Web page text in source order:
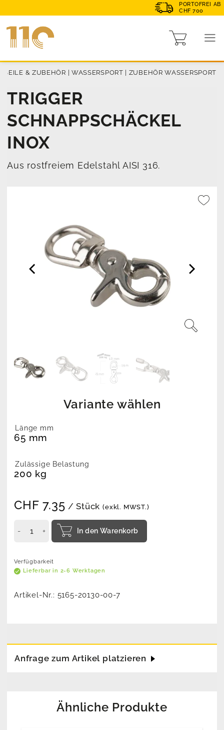
PORTOFREI AB
CHF 700
SEILE & ZUBEHÖR | WASSERSPORT | ZUBEHÖR WASSERSPORT
TRIGGER
SCHNAPPSCHÄCKEL
INOX
Aus rostfreiem Edelstahl AISI 316.
Variante wählen
Länge mm
65 mm
Zulässige Belastung
200 kg
CHF 7.35 / Stück (exkl. MWST.)
In den Warenkorb
Verfügbarkeit
Lieferbar in 2-6 Werktagen
Artikel-Nr.: 5165-20130-00-7
Anfrage zum Artikel platzieren
Ähnliche Produkte